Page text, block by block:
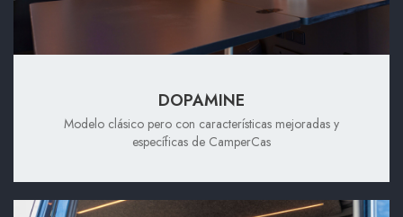
DOPAMINE
Modelo clásico pero con características mejoradas y
específicas de CamperCas